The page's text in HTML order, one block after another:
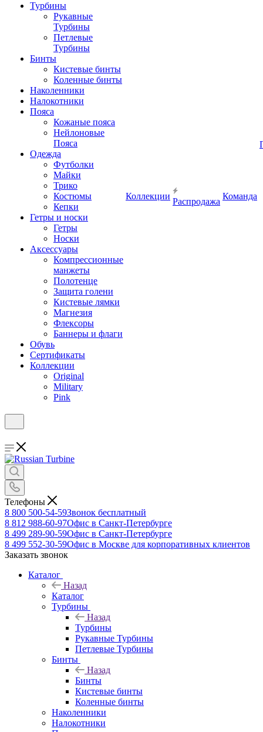
Турбины
Рукавные
Турбины
Петлевые
Турбины
Бинты
Кистевые бинты
Коленные бинты
Наколенники
Налокотники
Пояса
Кожаные пояса
Нейлоновые
Пояса
Одежда
Футболки
Майки
Трико
Костюмы
Кепки
Гетры и носки
Гетры
Носки
Аксессуары
Компрессионные
манжеты
Полотенце
Защита голени
Кистевые лямки
Магнезия
Флексоры
Баннеры и флаги
Обувь
Сертификаты
Коллекции
Original
Military
Pink
Коллекции
Распродажа
Команда
Телефоны
8 800 500-54-59Звонок бесплатный
8 812 988-60-97Офис в Санкт-Петербурге
8 499 289-90-59Офис в Санкт-Петербурге
8 499 552-30-59Офис в Москве для корпоративных клиентов
Заказать звонок
Каталог
Назад
Каталог
Турбины
Назад
Турбины
Рукавные Турбины
Петлевые Турбины
Бинты
Назад
Бинты
Кистевые бинты
Коленные бинты
Наколенники
Налокотники